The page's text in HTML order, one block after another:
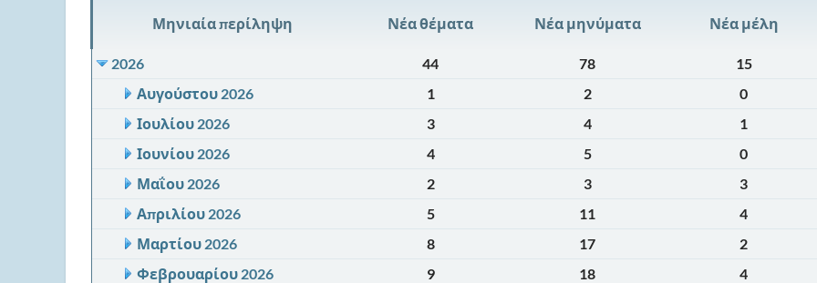
Μηνιαία περίληψη Νέα θέματα Νέα μηνύματα Νέα μέλη
2026
44 78 15
Αυγούστου 2026
1 2 0
Ιουλίου 2026
3 4 1
Ιουνίου 2026
4 5 0
Μαΐου 2026
2 3 3
Απριλίου 2026
5 11 4
Μαρτίου 2026
8 17 2
Φεβρουαρίου 2026
9 18 4